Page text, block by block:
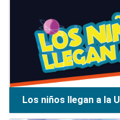
Los niños llegan a la U